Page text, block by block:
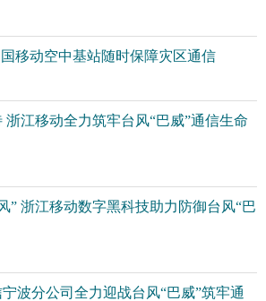
移动空中基站随时保障灾区通信
浙江移动全力筑牢台风“巴威”通信生命
” 浙江移动数字黑科技助力防御台风“巴
波分公司全力迎战台风“巴威”筑牢通